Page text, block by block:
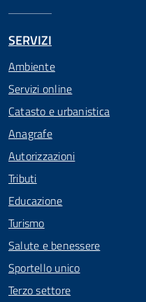
SERVIZI
Ambiente
Servizi online
Catasto e urbanistica
Anagrafe
Autorizzazioni
Tributi
Educazione
Turismo
Salute e benessere
Sportello unico
Terzo settore